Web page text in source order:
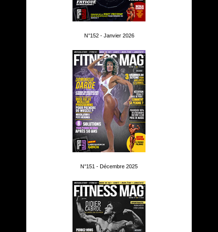
N°152 - Janvier 2026
N°151 - Décembre 2025